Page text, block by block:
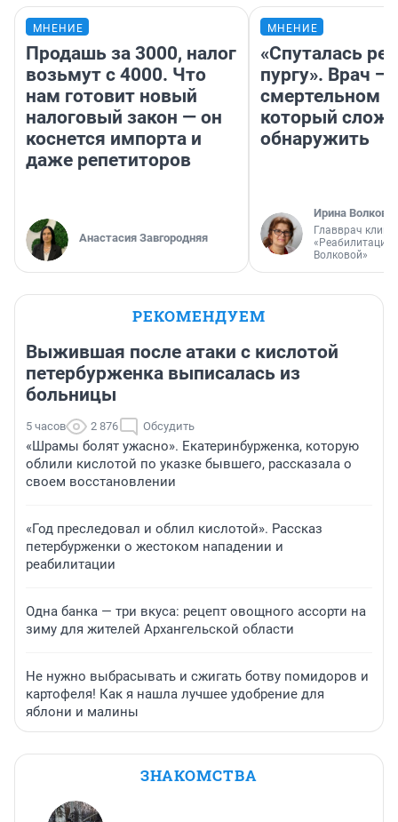
МНЕНИЕ
Продашь за 3000, налог
возьмут с 4000. Что
нам готовит новый
налоговый закон — он
коснется импорта и
даже репетиторов
Анастасия Завгородняя
МНЕНИЕ
«Спуталась
пургу». Врач —
смертельном
который
обнаружить
Ирина Волкова
Главврач
«Реабилитация
Волковой»
РЕКОМЕНДУЕМ
Выжившая после атаки с кислотой
петербурженка выписалась из
больницы
5 часов 2 876 Обсудить
«Шрамы болят ужасно». Екатеринбурженка, которую
облили кислотой по указке бывшего, рассказала о
своем восстановлении
«Год преследовал и облил кислотой». Рассказ
петербурженки о жестоком нападении и
реабилитации
Одна банка — три вкуса: рецепт овощного ассорти на
зиму для жителей Архангельской области
Не нужно выбрасывать и сжигать ботву помидоров и
картофеля! Как я нашла лучшее удобрение для
яблони и малины
ЗНАКОМСТВА